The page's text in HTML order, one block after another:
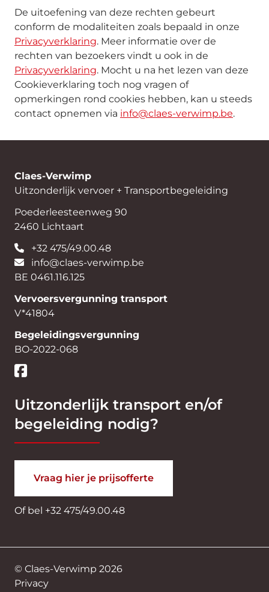
De uitoefening van deze rechten gebeurt
conform de modaliteiten zoals bepaald in onze
Privacyverklaring. Meer informatie over de
rechten van bezoekers vindt u ook in de
Privacyverklaring. Mocht u na het lezen van deze
Cookieverklaring toch nog vragen of
opmerkingen rond cookies hebben, kan u steeds
contact opnemen via info@claes-verwimp.be.
Claes-Verwimp
Uitzonderlijk vervoer + Transportbegeleiding
Poederleesteenweg 90
2460 Lichtaart
+32 475/49.00.48
info@claes-verwimp.be
BE 0461.116.125
Vervoersvergunning transport
V*41804
Begeleidingsvergunning
BO-2022-068
Uitzonderlijk transport en/of
begeleiding nodig?
Vraag hier je prijsofferte
Of bel +32 475/49.00.48
© Claes-Verwimp 2026
Privacy